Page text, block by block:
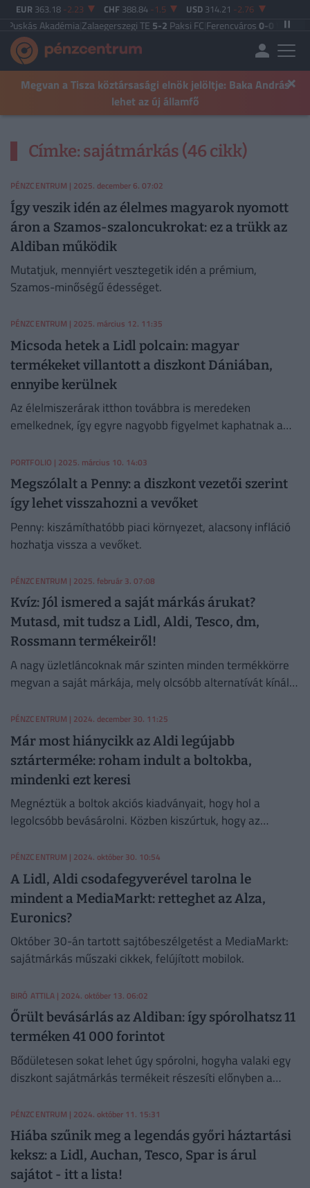
EUR 363.18 -2.23 CHF 388.84 -1.5 USD 314.21 -2.76
Akadémia|Zalaegerszegi TE5-2Paksi FC |Ferencváros0-0Vasas FC
Megvan a Tisza köztársasági elnök jelöltje: Baka András
lehet az új államfő
×
Címke: sajátmárkás (46 cikk)
PÉNZCENTRUM | 2025. december 6. 07:02
Így veszik idén az élelmes magyarok nyomott
áron a Szamos-szaloncukrokat: ez a trükk az
Aldiban működik
Mutatjuk, mennyiért vesztegetik idén a prémium,
Szamos-minőségű édességet.
PÉNZCENTRUM | 2025. március 12. 11:35
Micsoda hetek a Lidl polcain: magyar
termékeket villantott a diszkont Dániában,
ennyibe kerülnek
Az élelmiszerárak itthon továbbra is meredeken
emelkednek, így egyre nagyobb figyelmet kaphatnak a
PORTFOLIO | 2025. március 10. 14:03
Megszólalt a Penny: a diszkont vezetői szerint
így lehet visszahozni a vevőket
Penny: kiszámíthatóbb piaci környezet, alacsony infláció
hozhatja vissza a vevőket.
PÉNZCENTRUM | 2025. február 3. 07:08
Kvíz: Jól ismered a saját márkás árukat?
Mutasd, mit tudsz a Lidl, Aldi, Tesco, dm,
Rossmann termékeiről!
A nagy üzletláncoknak már szinten minden termékkörre
megvan a saját márkája, mely olcsóbb alternatívát kínál a
PÉNZCENTRUM | 2024. december 30. 11:25
Már most hiánycikk az Aldi legújabb
sztárterméke: roham indult a boltokba,
mindenki ezt keresi
Megnéztük a boltok akciós kiadványait, hogy hol a
legolcsóbb bevásárolni. Közben kiszúrtuk, hogy az
léphet fel.
PÉNZCENTRUM | 2024. október 30. 10:54
A Lidl, Aldi csodafegyverével tarolna le
mindent a MediaMarkt: retteghet az Alza,
Euronics?
Október 30-án tartott sajtóbeszélgetést a MediaMarkt:
sajátmárkás műszaki cikkek, felújított mobilok.
BIRÓ ATTILA | 2024. október 13. 06:02
Őrült bevásárlás az Aldiban: így spórolhatsz 11
terméken 41 000 forintot
Bődületesen sokat lehet úgy spórolni, hogyha valaki egy
diszkont sajátmárkás termékeit részesíti előnyben a
PÉNZCENTRUM | 2024. október 11. 15:31
Hiába szűnik meg a legendás győri háztartási
keksz: a Lidl, Auchan, Tesco, Spar is árul
sajátot - itt a lista!